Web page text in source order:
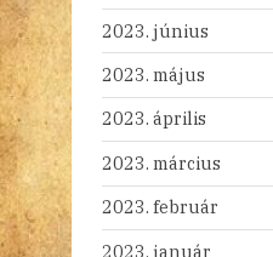
2023. június
2023. május
2023. április
2023. március
2023. február
2023. január